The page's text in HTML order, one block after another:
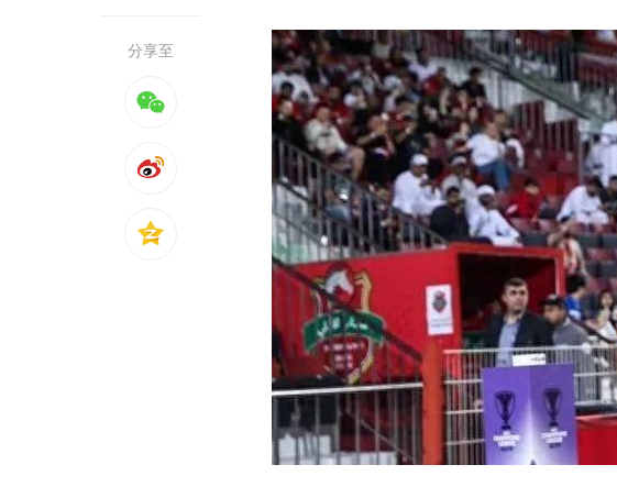
分享至